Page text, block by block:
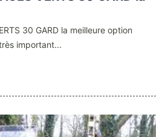
30 GARD la meilleure option
important...